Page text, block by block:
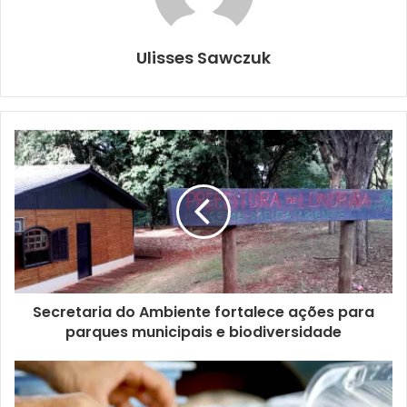
linguagens abrangidas pelo Programa Fábrica, estão artes
artesanato, cinema, dança e cultura popular.
A iniciativa é baseada em três pilares: a oferta de uma
circulação cultural diversa e acessível, em locais de
referência de todas as regiões da cidade; a realização de
oficinas de criação cultural nas comunidades, bairros e
escolas, visando enriquecer perspectivas e desenvolver a
sensibilidade criativa; e o fomento aos projetos dos
criadores culturais, selecionados em editais públicos.
Ulisses Sawczuk
Secretaria do Ambiente fortalece ações para
parques municipais e biodiversidade